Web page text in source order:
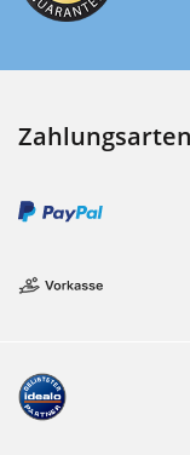
Zahlungsarten